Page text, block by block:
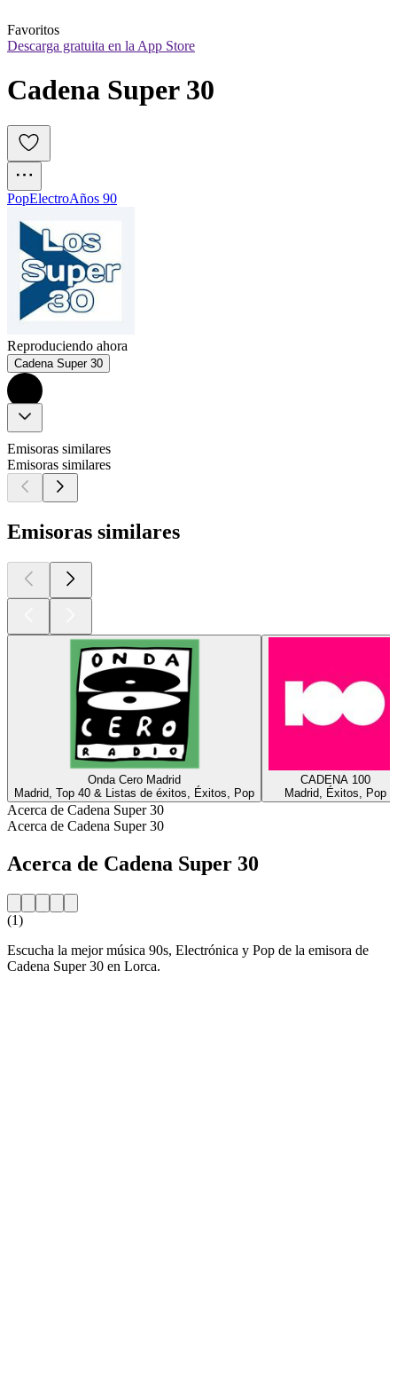
Favoritos
Descarga gratuita en la App Store
Cadena Super 30
PopElectroAños 90
Reproduciendo ahora
Cadena Super 30
Emisoras similares
Emisoras similares
Emisoras similares
Onda Cero Madrid
Madrid, Top 40 & Listas de éxitos, Éxitos, Pop
CADENA 100
Madrid, Éxitos, Pop
Acerca de Cadena Super 30
Acerca de Cadena Super 30
Acerca de Cadena Super 30
(1)
Escucha la mejor música 90s, Electrónica y Pop de la emisora de
Cadena Super 30 en Lorca.